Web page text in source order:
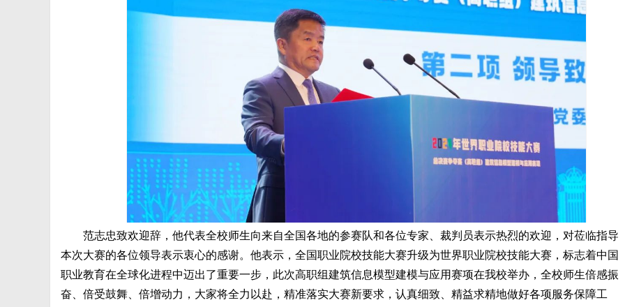
范志忠致欢迎辞，他代表全校师生向来自全国各地的参赛队和各位专家、裁判员表示热烈的欢迎，对莅临指导
本次大赛的各位领导表示衷心的感谢。他表示，全国职业院校技能大赛升级为世界职业院校技能大赛，标志着中国
职业教育在全球化进程中迈出了重要一步，此次高职组建筑信息模型建模与应用赛项在我校举办，全校师生倍感振
奋、倍受鼓舞、倍增动力，大家将全力以赴，精准落实大赛新要求，认真细致、精益求精地做好各项服务保障工